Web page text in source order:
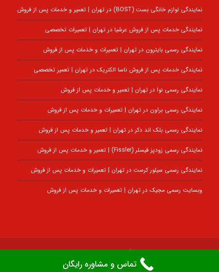
نمایندگی لوازم خانگی بست (BOST) در تهران | تعمیر و خدمات پس از فروش
نمایندگی خدمات پس از فروش عرشیا در تهران | تعمیرات تخصصی
نمایندگی رسمی بایترون در تهران | تعمیرات و خدمات پس از فروش
نمایندگی خدمات پس از فروش ناسا الکتریک در تهران | تعمیر تخصصی
نمایندگی رسمی نوا در تهران | تعمیر و خدمات پس از فروش
نمایندگی رسمی براون در تهران | تعمیرات و خدمات پس از فروش
نمایندگی رسمی بلک اند دکر در تهران | تعمیر و خدمات پس از فروش
نمایندگی رسمی زودپز فیسلر (Fissler) | تعمیر و خدمات پس از فروش
نمایندگی رسمی سیلور کرست در تهران | تعمیرات و خدمات پس از فروش
وبسایت رسمی مجیک در تهران | تعمیرات و خدمات پس از فروش
تمامی حقوق مادی و معنوی برای گلدن سرویس ایران محفوظ است-طراحی سایت
سئو سایت توسط فرهاد محمدانی
تماس و مشاوره رایگان